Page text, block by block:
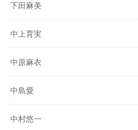
下田麻美
中上育実
中原麻衣
中島愛
中村悠一